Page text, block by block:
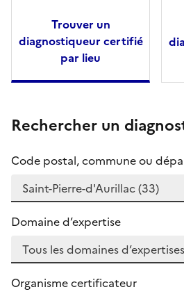
Trouver un
diagnostiqueur certifié
par lieu
Rechercher un
Code postal, commune ou
Domaine d’expertise
Organisme certificateur